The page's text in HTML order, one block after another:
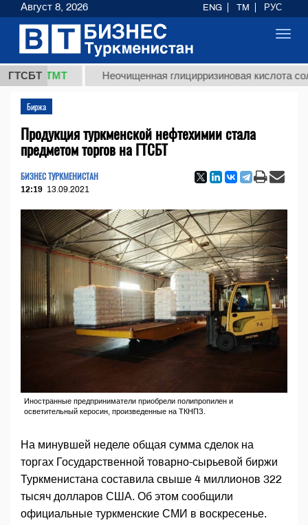
ГТСБТ
ТМТ Неочищенная глицирризиновая кислота
Биржа
Продукция туркменской нефтехимии стала
предметом торгов на ГТСБТ
БИЗНЕС ТУРКМЕНИСТАН
12:19 13.09.2021
Иностранные предприниматели приобрели полипропилен и
осветительный керосин, произведенные на ТКНПЗ.
На минувшей неделе общая сумма сделок на
торгах Государственной товарно-сырьевой биржи
Туркменистана составила свыше 4 миллионов 322
тысяч долларов США. Об этом сообщили
официальные туркменские СМИ в воскресенье.
Август 8, 2026 ENG TM РУС